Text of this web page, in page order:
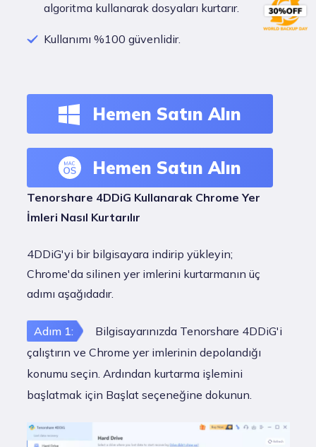
algoritma kullanarak dosyaları kurtarır.
Kullanımı %100 güvenlidir.
Hemen Satın Alın
Hemen Satın Alın
Tenorshare 4DDiG Kullanarak Chrome Yer
İmleri Nasıl Kurtarılır
4DDiG'yi bir bilgisayara indirip yükleyin;
Chrome'da silinen yer imlerini kurtarmanın üç
adımı aşağıdadır.
Adım 1:
Bilgisayarınızda Tenorshare 4DDiG'i
çalıştırın ve Chrome yer imlerinin depolandığı
konumu seçin. Ardından kurtarma işlemini
başlatmak için Başlat seçeneğine dokunun.